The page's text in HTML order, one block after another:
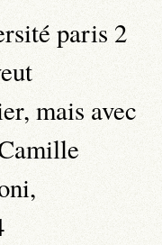
paris 2
mais avec